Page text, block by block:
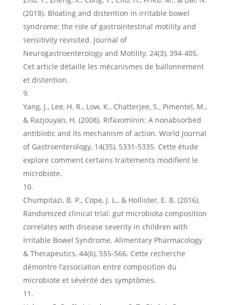
(2018). Bloating and distention in irritable bowel
syndrome: the role of gastrointestinal motility and
sensitivity revisited. Journal of
Neurogastroenterology and Motility, 24(3), 394-405.
Cet article détaille les mécanismes de ballonnement
et distention.
Yang, J., Lee, H. R., Low, K., Chatterjee, S., Pimentel, M.,
& Razjouyan, H. (2008). Rifaxominin: A nonabsorbed
antibiotic and its mechanism of action. World Journal
of Gastroenterology, 14(35), 5331-5335. Cette étude
explore comment certains traitements modifient le
microbiote.
Chumpitazi, B. P., Cope, J. L., & Hollister, E. B. (2016).
Randomized clinical trial: gut microbiota composition
correlates with disease severity in children with
Irritable Bowel Syndrome. Alimentary Pharmacology
& Therapeutics, 44(6), 555-566. Cette recherche
démontre l’association entre composition du
microbiote et sévérité des symptômes.